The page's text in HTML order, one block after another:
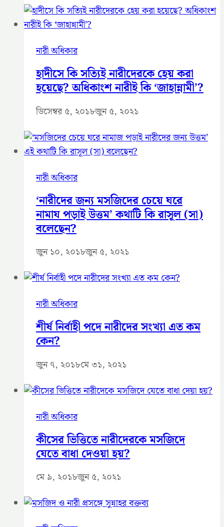
নারী অধিকার
হাদীসে কি সত্যিই নারীদেরকে হেয় করা
হয়েছে? অধিকাংশ নারীই কি ‘জাহান্নামী’?
ডিসেম্বর ৫, ২০১৮জুন ৫, ২০২১
নারী অধিকার
‘নারীদের জন্য মসজিদের চেয়ে ঘরে
নামায পড়াই উত্তম’ কথাটি কি রাসূল (সা)
বলেছেন?
জুন ১০, ২০১৮জুন ৫, ২০২১
নারী অধিকার
শীর্ষ নির্বাহী পদে নারীদের সংখ্যা এত কম
কেন?
জুন ৭, ২০১৮মে ৩১, ২০২১
নারী অধিকার
কীসের ভিত্তিতে নারীদেরকে মসজিদে
যেতে বাধা দেওয়া হয়?
মে ৯, ২০১৮জুন ৫, ২০২১